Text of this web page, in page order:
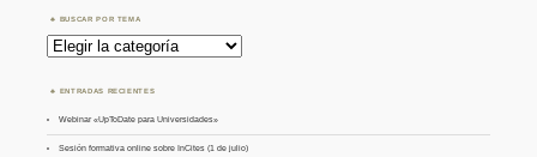
BUSCAR POR TEMA
Buscar
por
Tema
ENTRADAS RECIENTES
Webinar «UpToDate para Universidades»
Sesión formativa online sobre InCites (1 de julio)